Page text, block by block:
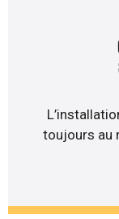
toujours au